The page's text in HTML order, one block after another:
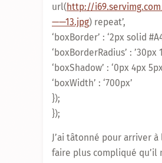
url(http://
——13.jpg) repeat’,
‘boxBorder’ : ‘2px solid
‘boxBorderRadius’ : ’30px
‘boxShadow’ : ‘0px 4px
‘boxWidth’ : ‘700px’
});
});
J’ai tâtonné pour arriver à
faire plus compliqué